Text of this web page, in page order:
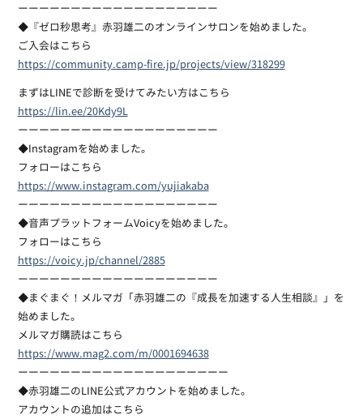
ーーーーーーーーーーーーーーーーーーー
◆『ゼロ秒思考』赤羽雄二のオンラインサロンを始めました。
ご入会はこちら
https://community.camp-fire.jp/projects/view/318299
まずはLINEで診断を受けてみたい方はこちら
https://lin.ee/20Kdy9L
ーーーーーーーーーーーーーーーーーーー
◆Instagramを始めました。
フォローはこちら
https://www.instagram.com/yujiakaba
ーーーーーーーーーーーーーーーーーーー
◆音声プラットフォームVoicyを始めました。
フォローはこちら
https://voicy.jp/channel/2885
ーーーーーーーーーーーーーーーーーーー
◆まぐまぐ！メルマガ「赤羽雄二の『成長を加速する人生相談』」を
始めました。
メルマガ購読はこちら
https://www.mag2.com/m/0001694638
ーーーーーーーーーーーーーーーーーーーー
◆赤羽雄二のLINE公式アカウントを始めました。
アカウントの追加はこちら